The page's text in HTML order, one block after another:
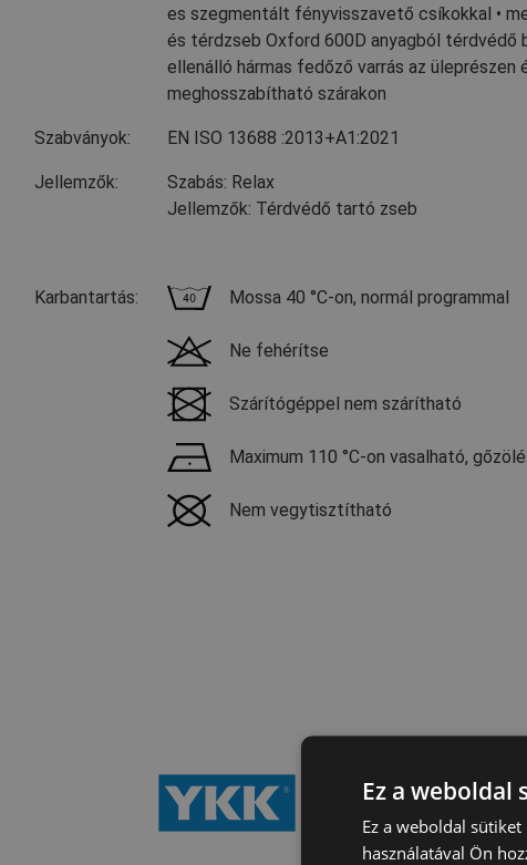
es szegmentált fényvisszavető csíkokkal •
és térdzseb Oxford 600D anyagból térdvédő
ellenálló hármas fedőző varrás az üleprészen
meghosszabítható szárakon
Szabványok: EN ISO 13688 :2013+A1:2021
Jellemzők:
Szabás: Relax
Jellemzők: Térdvédő tartó zseb
Karbantartás: Mossa 40 °C-on, normál programmal
Ne fehérítse
Szárítógéppel nem szárítható
Maximum 110 °C-on vasalható,
Nem vegytisztítható
Az YKK
a
Ez a weboldal
Ez a weboldal
használatával Ön